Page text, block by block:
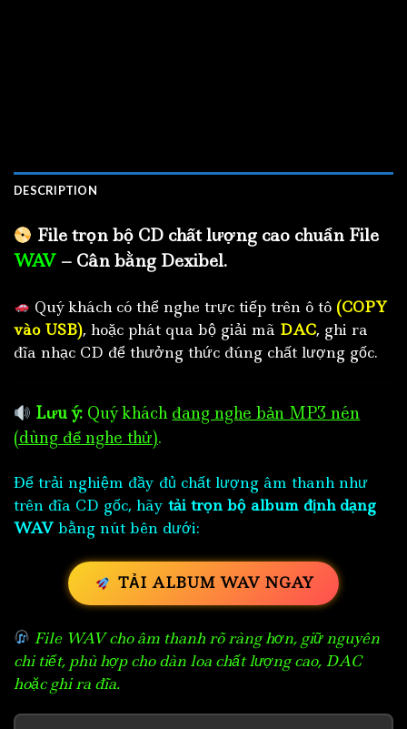
DESCRIPTION
File trọn bộ CD chất lượng cao chuẩn File
WAV – Cân bằng Dexibel.
Quý khách có thể nghe trực tiếp trên ô tô (COPY
vào USB), hoặc phát qua bộ giải mã DAC, ghi ra
đĩa nhạc CD để thưởng thức đúng chất lượng gốc.
Lưu ý: Quý khách đang nghe bản MP3 nén
(dùng để nghe thử).
Để trải nghiệm đầy đủ chất lượng âm thanh như
trên đĩa CD gốc, hãy tải trọn bộ album định dạng
WAV bằng nút bên dưới:
TẢI ALBUM WAV NGAY
File WAV cho âm thanh rõ ràng hơn, giữ nguyên
chi tiết, phù hợp cho dàn loa chất lượng cao, DAC
hoặc ghi ra đĩa.